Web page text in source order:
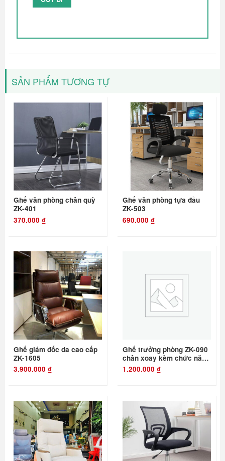
SẢN PHẨM TƯƠNG TỰ
Ghế văn phòng chân quỳ
ZK-401
370.000₫
Ghế văn phòng tựa đầu
ZK-503
690.000 ₫
Ghế giám đốc da cao cấp
ZK-1605
3.900.000₫
Ghế trưởng phòng ZK-090
chân xoay kèm chức năng
ngả
1.200.000 ₫